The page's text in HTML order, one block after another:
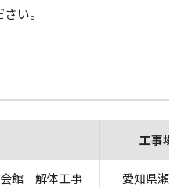
い。
工事場
会館 解体工事 愛知県瀬